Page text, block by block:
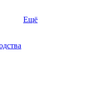
Ещё